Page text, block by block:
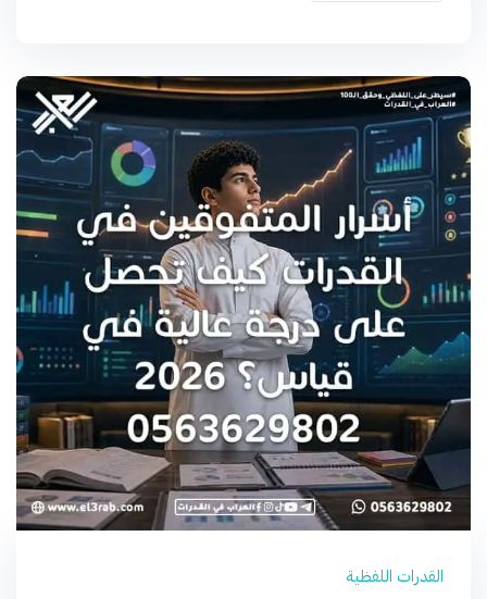
القدرات اللفظية